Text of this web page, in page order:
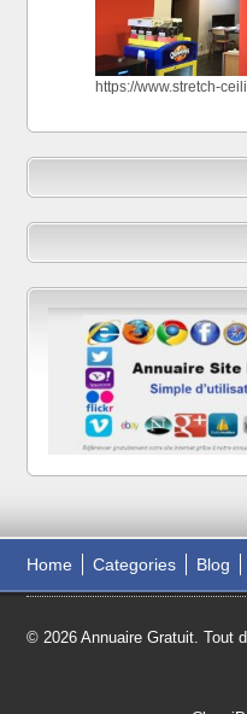
https://www.stretch-
Home Categories Blog
© 2026 Annuaire Gratuit. Tout